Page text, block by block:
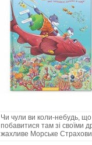
Чи чули ви коли-небудь,
побавитися там зі своїми
жахливе Морське